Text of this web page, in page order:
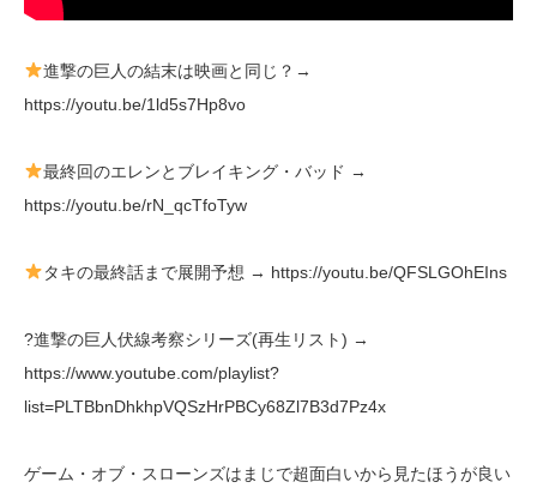
進撃の巨人の結末は映画と同じ？→
https://youtu.be/1ld5s7Hp8vo
最終回のエレンとブレイキング・バッド →
https://youtu.be/rN_qcTfoTyw
タキの最終話まで展開予想 → https://youtu.be/QFSLGOhEIns
?進撃の巨人伏線考察シリーズ(再生リスト) →
https://www.youtube.com/playlist?
list=PLTBbnDhkhpVQSzHrPBCy68Zl7B3d7Pz4x
ゲーム・オブ・スローンズはまじで超面白いから見たほうが良い